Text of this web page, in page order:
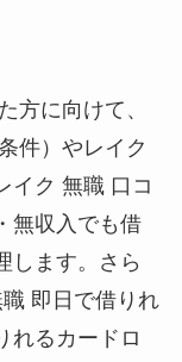
方に向けて、
件）やレイク
イク 無職 口コ
無収入でも借
します。さら
即日で借りれ
れるカードロ